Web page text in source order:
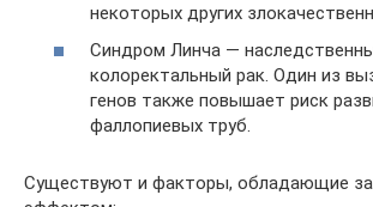
некоторых других
Синдром Линча —
колоректальный рак. Один из
генов также повышает риск
фаллопиевых труб.
Существуют и факторы, обладающие